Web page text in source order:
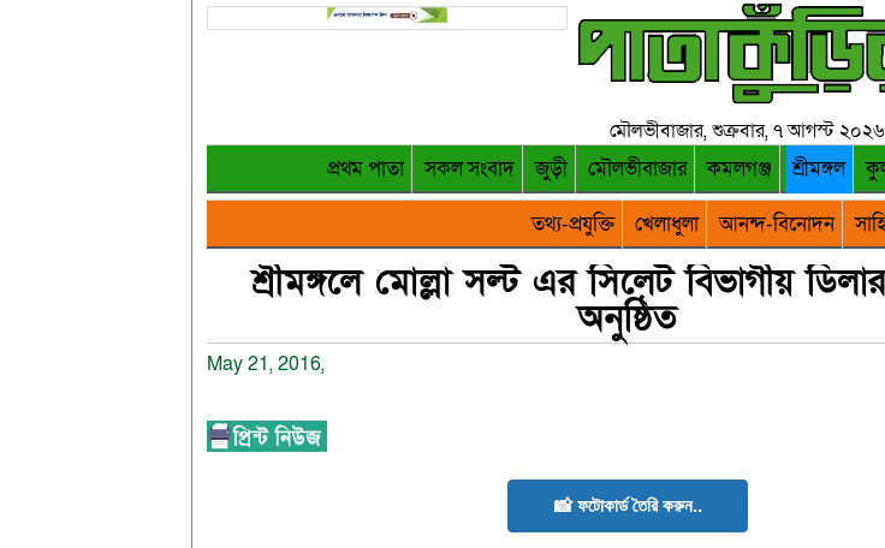
মৌলভীবাজার, শুক্রবার, ৭ আগস্ট
প্রথম পাতা সকল সংবাদ জুড়ী মৌলভীবাজার কমলগঞ্জ শ্রীমঙ্গল
তথ্য-প্রযুক্তি
খেলাধুলা আনন্দ-বিনোদন
শ্রীমঙ্গলে মোল্লা সল্ট এর সিলেট বিভাগীয়
অনুষ্ঠিত
May 21, 2016,
📸 ফটোকার্ড তৈরি করুন..